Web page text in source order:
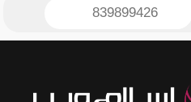
839899426